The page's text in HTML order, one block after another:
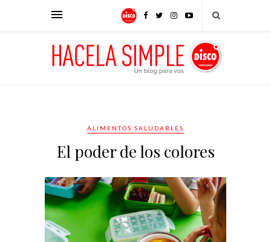
ALIMENTOS SALUDABLES
El poder de los colores